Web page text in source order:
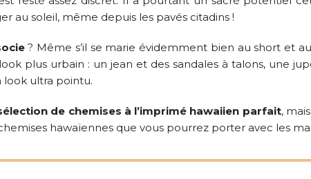
au soleil, même depuis les pavés citadins !
? Même s’il se marie évidemment bien au short et
plus urbain : un jean et des sandales à talons, une
ultra pointu.
de chemises à l’imprimé hawaiien parfait,
hawaïennes que vous pourrez porter avec les